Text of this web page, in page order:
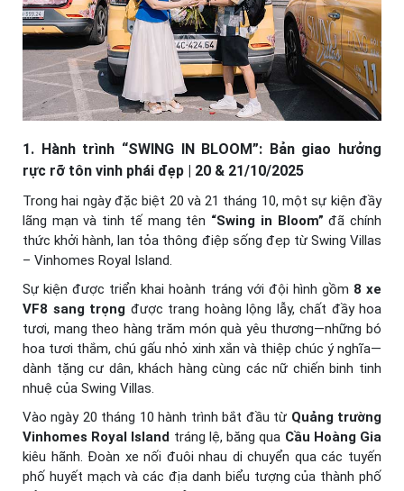
1. Hành trình “SWING IN BLOOM”: Bản giao hưởng
rực rỡ tôn vinh phái đẹp | 20 & 21/10/2025
Trong hai ngày đặc biệt 20 và 21 tháng 10, một sự kiện đầy
lãng mạn và tinh tế mang tên “Swing in Bloom” đã chính
thức khởi hành, lan tỏa thông điệp sống đẹp từ Swing Villas
– Vinhomes Royal Island.
Sự kiện được triển khai hoành tráng với đội hình gồm 8 xe
VF8 sang trọng được trang hoàng lộng lẫy, chất đầy hoa
tươi, mang theo hàng trăm món quà yêu thương—những bó
hoa tươi thắm, chú gấu nhỏ xinh xắn và thiệp chúc ý nghĩa—
dành tặng cư dân, khách hàng cùng các nữ chiến binh tinh
nhuệ của Swing Villas.
Vào ngày 20 tháng 10 hành trình bắt đầu từ Quảng trường
Vinhomes Royal Island tráng lệ, băng qua Cầu Hoàng Gia
kiêu hãnh. Đoàn xe nối đuôi nhau di chuyển qua các tuyến
phố huyết mạch và các địa danh biểu tượng của thành phố